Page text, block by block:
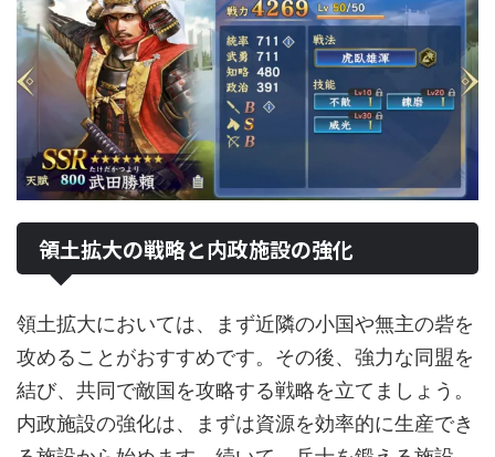
領土拡大の戦略と内政施設の強化
領土拡大においては、まず近隣の小国や無主の砦を
攻めることがおすすめです。その後、強力な同盟を
結び、共同で敵国を攻略する戦略を立てましょう。
内政施設の強化は、まずは資源を効率的に生産でき